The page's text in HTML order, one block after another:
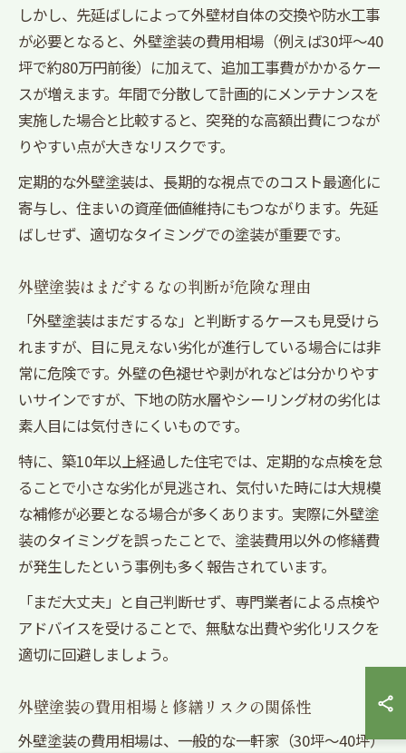
しかし、先延ばしによって外壁材自体の交換や防水工事
が必要となると、外壁塗装の費用相場（例えば30坪〜40
坪で約80万円前後）に加えて、追加工事費がかかるケー
スが増えます。年間で分散して計画的にメンテナンスを
実施した場合と比較すると、突発的な高額出費につなが
りやすい点が大きなリスクです。
定期的な外壁塗装は、長期的な視点でのコスト最適化に
寄与し、住まいの資産価値維持にもつながります。先延
ばしせず、適切なタイミングでの塗装が重要です。
外壁塗装はまだするなの判断が危険な理由
「外壁塗装はまだするな」と判断するケースも見受けら
れますが、目に見えない劣化が進行している場合には非
常に危険です。外壁の色褪せや剥がれなどは分かりやす
いサインですが、下地の防水層やシーリング材の劣化は
素人目には気付きにくいものです。
特に、築10年以上経過した住宅では、定期的な点検を怠
ることで小さな劣化が見逃され、気付いた時には大規模
な補修が必要となる場合が多くあります。実際に外壁塗
装のタイミングを誤ったことで、塗装費用以外の修繕費
が発生したという事例も多く報告されています。
「まだ大丈夫」と自己判断せず、専門業者による点検や
アドバイスを受けることで、無駄な出費や劣化リスクを
適切に回避しましょう。
外壁塗装の費用相場と修繕リスクの関係性
外壁塗装の費用相場は、一般的な一軒家（30坪〜40坪）